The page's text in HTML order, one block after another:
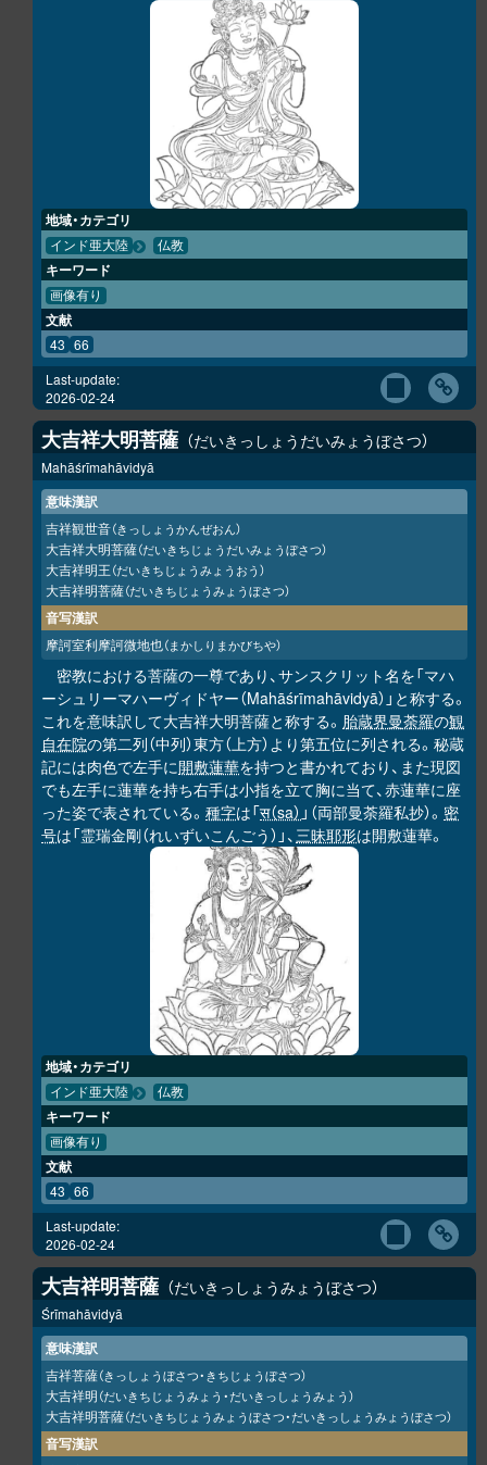
地域・カテゴリ
インド亜大陸 仏教
キーワード
画像有り
文献
43 66
Last-update:
2026-02-24
大吉祥大明菩薩 だいきっしょうだいみょうぼさつ
Mahāśrīmahāvidyā
意味漢訳
吉祥観世音（きっしょうかんぜおん）
大吉祥大明菩薩（だいきちじょうだいみょうぼさつ）
大吉祥明王（だいきちじょうみょうおう）
大吉祥明菩薩（だいきちじょうみょうぼさつ）
音写漢訳
摩訶室利摩訶微地也（まかしりまかびちや）
密教における菩薩の一尊であり、サンスクリット名を「マハ
ーシュリーマハーヴィドヤー（Mahāśrīmahāvidyā）」と称する。
これを意味訳して大吉祥大明菩薩と称する。 胎蔵界曼荼羅の観
自在院の第二列（中列）東方（上方）より第五位に列される。秘蔵
記には肉色で左手に開敷蓮華を持つと書かれており、また現図
でも左手に蓮華を持ち右手は小指を立て胸に当て、赤蓮華に座
った姿で表されている。 種字は「स（sa） 」（両部曼荼羅私抄）。 密
号は「霊瑞金剛（れいずいこんごう）」、三昧耶形は開敷蓮華。
地域・カテゴリ
インド亜大陸 仏教
キーワード
画像有り
文献
43 66
Last-update:
2026-02-24
大吉祥明菩薩 だいきっしょうみょうぼさつ
Śrīmahāvidyā
意味漢訳
吉祥菩薩（きっしょうぼさつ・きちじょうぼさつ）
大吉祥明（だいきちじょうみょう・だいきっしょうみょう）
大吉祥明菩薩（だいきちじょうみょうぼさつ・だいきっしょうみょうぼさつ）
音写漢訳